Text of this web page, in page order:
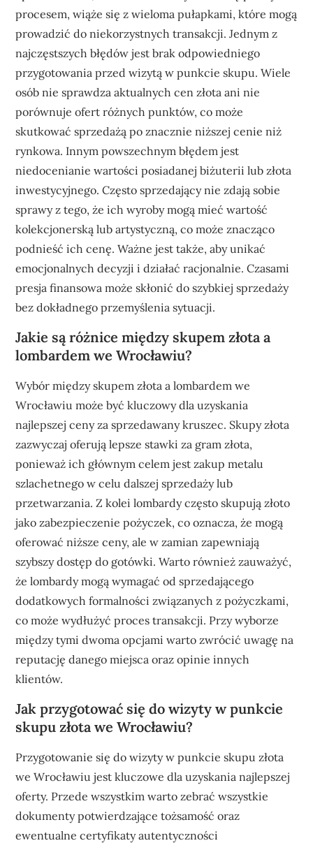
procesem, wiąże się z wieloma pułapkami, które mogą
prowadzić do niekorzystnych transakcji. Jednym z
najczęstszych błędów jest brak odpowiedniego
przygotowania przed wizytą w punkcie skupu. Wiele
osób nie sprawdza aktualnych cen złota ani nie
porównuje ofert różnych punktów, co może
skutkować sprzedażą po znacznie niższej cenie niż
rynkowa. Innym powszechnym błędem jest
niedocenianie wartości posiadanej biżuterii lub złota
inwestycyjnego. Często sprzedający nie zdają sobie
sprawy z tego, że ich wyroby mogą mieć wartość
kolekcjonerską lub artystyczną, co może znacząco
podnieść ich cenę. Ważne jest także, aby unikać
emocjonalnych decyzji i działać racjonalnie. Czasami
presja finansowa może skłonić do szybkiej sprzedaży
bez dokładnego przemyślenia sytuacji.
Jakie są różnice między skupem złota a
lombardem we Wrocławiu?
Wybór między skupem złota a lombardem we
Wrocławiu może być kluczowy dla uzyskania
najlepszej ceny za sprzedawany kruszec. Skupy złota
zazwyczaj oferują lepsze stawki za gram złota,
ponieważ ich głównym celem jest zakup metalu
szlachetnego w celu dalszej sprzedaży lub
przetwarzania. Z kolei lombardy często skupują złoto
jako zabezpieczenie pożyczek, co oznacza, że mogą
oferować niższe ceny, ale w zamian zapewniają
szybszy dostęp do gotówki. Warto również zauważyć,
że lombardy mogą wymagać od sprzedającego
dodatkowych formalności związanych z pożyczkami,
co może wydłużyć proces transakcji. Przy wyborze
między tymi dwoma opcjami warto zwrócić uwagę na
reputację danego miejsca oraz opinie innych
klientów.
Jak przygotować się do wizyty w punkcie
skupu złota we Wrocławiu?
Przygotowanie się do wizyty w punkcie skupu złota
we Wrocławiu jest kluczowe dla uzyskania najlepszej
oferty. Przede wszystkim warto zebrać wszystkie
dokumenty potwierdzające tożsamość oraz
ewentualne certyfikaty autentyczności